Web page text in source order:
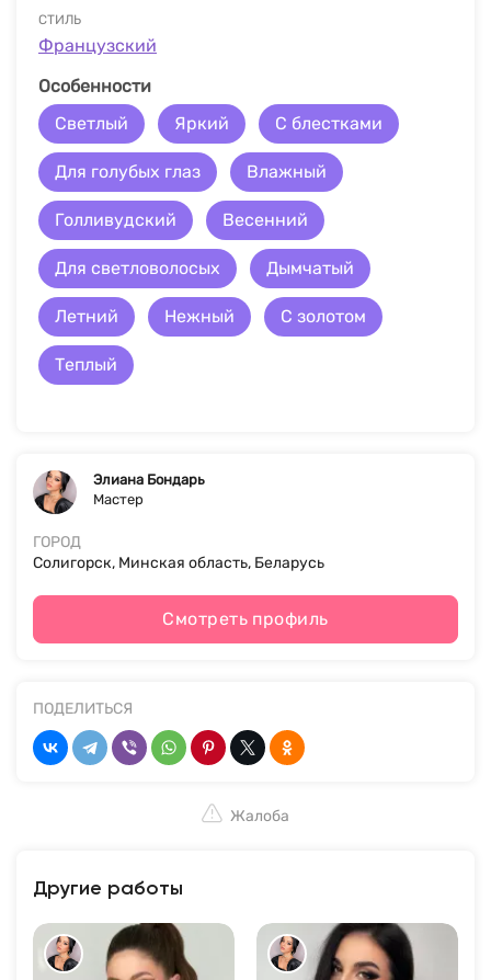
СТИЛЬ
Французский
Особенности
Светлый
Яркий С блестками
Для голубых глаз Влажный
Голливудский Весенний
Для светловолосых Дымчатый
Летний Нежный С золотом
Теплый
Элиана Бондарь
Мастер
ГОРОД
Солигорск, Минская область, Беларусь
Смотреть профиль
ПОДЕЛИТЬСЯ
Жалоба
Другие работы